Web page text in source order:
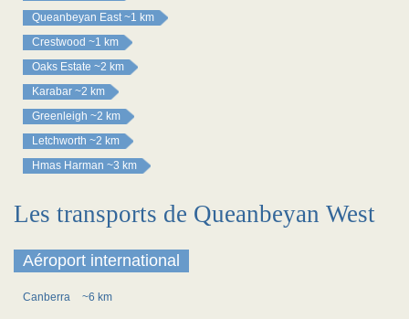
Queanbeyan East ~1 km
Crestwood ~1 km
Oaks Estate ~2 km
Karabar ~2 km
Greenleigh ~2 km
Letchworth ~2 km
Hmas Harman ~3 km
Les transports de Queanbeyan West
Aéroport international
Canberra ~6 km